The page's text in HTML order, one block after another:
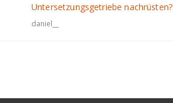
Untersetzungsgetriebe nachrüsten?
daniel__